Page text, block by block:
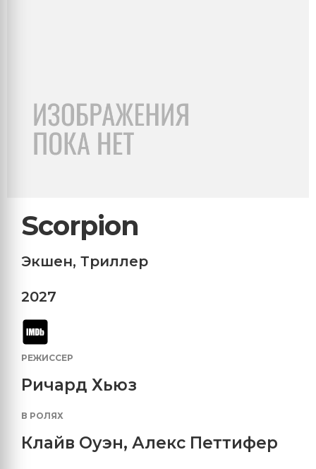
Scorpion
Экшен, Триллер
2027
РЕЖИССЕР
Ричард Хьюз
В РОЛЯХ
Клайв Оуэн, Алекс Петтифер